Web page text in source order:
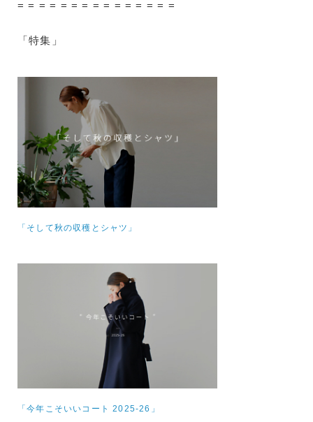
= = = = = = = = = = = = = = =
「特集」
「そして秋の収穫とシャツ」
「今年こそいいコート 2025-26」